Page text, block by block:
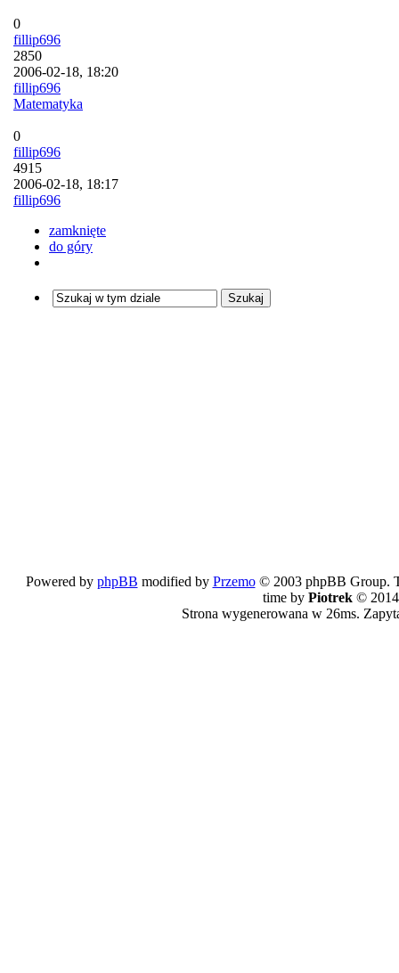
0
fillip696
2850
2006-02-18, 18:20
fillip696
Matematyka
0
fillip696
4915
2006-02-18, 18:17
fillip696
zamknięte
do góry
Powered by phpBB modified by Przemo© 2003 phpBB Group.
time by Piotrek © 2014
Strona wygenerowana w 26ms.